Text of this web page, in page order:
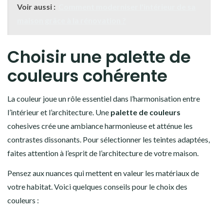
Voir aussi :
Choisir une palette de
couleurs cohérente
La couleur joue un rôle essentiel dans l’harmonisation entre
l’intérieur et l’architecture. Une palette de couleurs
cohesives crée une ambiance harmonieuse et atténue les
contrastes dissonants. Pour sélectionner les teintes adaptées,
faites attention à l’esprit de l’architecture de votre maison.
Pensez aux nuances qui mettent en valeur les matériaux de
votre habitat. Voici quelques conseils pour le choix des
couleurs :